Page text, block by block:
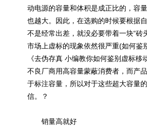
动电源的容量和体积是成正比的，容
也越大。因此，在选购的时候要根据
不是经常出差，就没必要带着一块“砖
市场上虚标的现象依然很严重(如何鉴
《去伪存真 小编教你如何鉴别虚标移
不良厂商用高容量蒙蔽消费者，而产
于标注容量，所以对于这些超大容量
信。？
销量高就好